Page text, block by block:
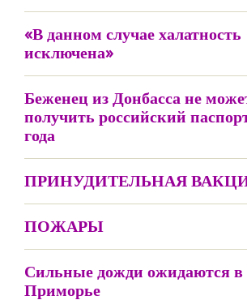
«В данном случае халатность
исключена»
Беженец из Донбасса не
получить российский
года
ПРИНУДИТЕЛЬНАЯ
ПОЖАРЫ
Сильные дожди ожидаются в
Приморье